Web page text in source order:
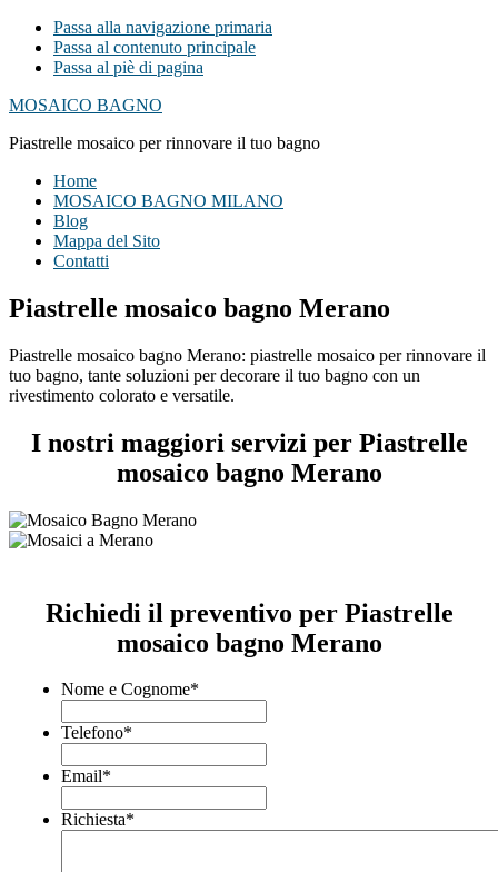
Passa alla navigazione primaria
Passa al contenuto principale
Passa al piè di pagina
MOSAICO BAGNO
Piastrelle mosaico per rinnovare il tuo bagno
Home
MOSAICO BAGNO MILANO
Blog
Mappa del Sito
Contatti
Piastrelle mosaico bagno Merano
Piastrelle mosaico bagno Merano: piastrelle mosaico per rinnovare il
tuo bagno, tante soluzioni per decorare il tuo bagno con un
rivestimento colorato e versatile.
I nostri maggiori servizi per Piastrelle
mosaico bagno Merano
Richiedi il preventivo per Piastrelle
mosaico bagno Merano
Nome e Cognome*
Telefono*
Email*
Richiesta*